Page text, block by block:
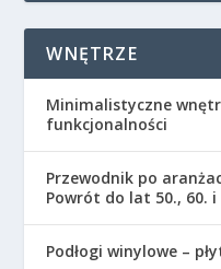
WNĘTRZE
Minimalistyczne
funkcjonalności
Przewodnik po
Powrót do lat 50., 60. i
Podłogi winylowe –